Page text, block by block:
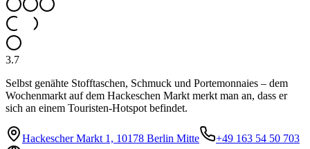
3.7
Selbst genähte Stofftaschen, Schmuck und Portemonnaies – dem
Wochenmarkt auf dem Hackeschen Markt merkt man an, dass er
sich an einem Touristen-Hotspot befindet.
Hackescher Markt 1, 10178 Berlin Mitte
+49 163 54 50 703